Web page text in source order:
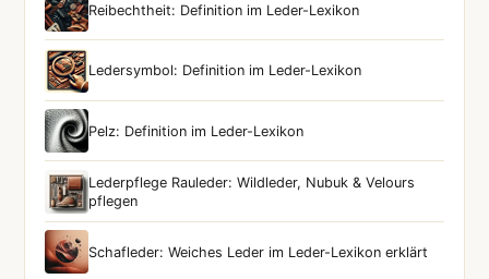
Reibechtheit: Definition im Leder-Lexikon
Ledersymbol: Definition im Leder-Lexikon
Pelz: Definition im Leder-Lexikon
Lederpflege Rauleder: Wildleder, Nubuk & Velours
pflegen
Schafleder: Weiches Leder im Leder-Lexikon erklärt